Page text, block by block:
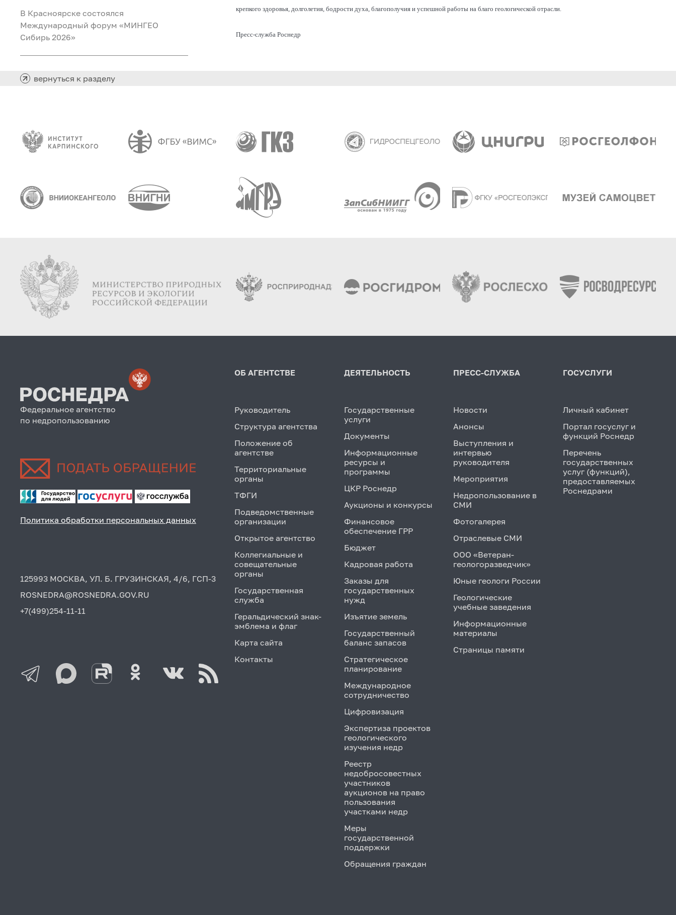
В Красноярске состоялся
Международный форум «МИНГЕО
Сибирь 2026»
крепкого здоровья, долголетия, бодрости духа, благополучия и успешной работы на благо геологической отрасли.
Пресс-служба Роснедр
вернуться к разделу
Федеральное агентство
по недропользованию
Политика обработки персональных данных
125993 МОСКВА, УЛ. Б. ГРУЗИНСКАЯ, 4/6, ГСП-3
ROSNEDRA@ROSNEDRA.GOV.RU
+7(499)254-11-11
ОБ АГЕНТСТВЕ
Руководитель
Структура агентства
Положение об
агентстве
Территориальные
органы
ТФГИ
Подведомственные
организации
Открытое агентство
Коллегиальные и
совещательные
органы
Государственная
служба
Геральдический знак-
эмблема и флаг
Карта сайта
Контакты
ДЕЯТЕЛЬНОСТЬ
Государственные
услуги
Документы
Информационные
ресурсы и
программы
ЦКР Роснедр
Аукционы и конкурсы
Финансовое
обеспечение ГРР
Бюджет
Кадровая работа
Заказы для
государственных
нужд
Изъятие земель
Государственный
баланс запасов
Стратегическое
планирование
Международное
сотрудничество
Цифровизация
Экспертиза проектов
геологического
изучения недр
Реестр
недобросовестных
участников
аукционов на право
пользования
участками недр
Меры
государственной
поддержки
Обращения граждан
ПРЕСС-СЛУЖБА
Новости
Анонсы
Выступления и
интервью
руководителя
Мероприятия
Недропользование в
СМИ
Фотогалерея
Отраслевые СМИ
ООО «Ветеран-
геологоразведчик»
Юные геологи России
Геологические
учебные заведения
Информационные
материалы
Страницы памяти
ГОСУСЛУГИ
Личный кабинет
Портал госуслуг и
функций Роснедр
Перечень
государственных
услуг (функций),
предоставляемых
Роснедрами